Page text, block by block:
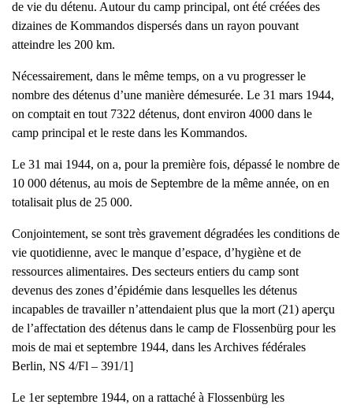
de vie du détenu. Autour du camp principal, ont été créées des
dizaines de Kommandos dispersés dans un rayon pouvant
atteindre les 200 km.
Nécessairement, dans le même temps, on a vu progresser le
nombre des détenus d’une manière démesurée. Le 31 mars 1944,
on comptait en tout 7322 détenus, dont environ 4000 dans le
camp principal et le reste dans les Kommandos.
Le 31 mai 1944, on a, pour la première fois, dépassé le nombre de
10 000 détenus, au mois de Septembre de la même année, on en
totalisait plus de 25 000.
Conjointement, se sont très gravement dégradées les conditions de
vie quotidienne, avec le manque d’espace, d’hygiène et de
ressources alimentaires. Des secteurs entiers du camp sont
devenus des zones d’épidémie dans lesquelles les détenus
incapables de travailler n’attendaient plus que la mort (21) aperçu
de l’affectation des détenus dans le camp de Flossenbürg pour les
mois de mai et septembre 1944, dans les Archives fédérales
Berlin, NS 4/Fl – 391/1]
Le 1er septembre 1944, on a rattaché à Flossenbürg les